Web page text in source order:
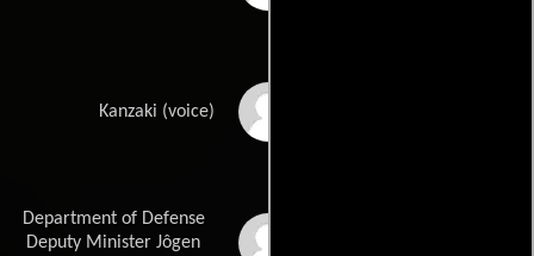
Kanzaki (voice)
Department of Defense
Deputy Minister Jôgen